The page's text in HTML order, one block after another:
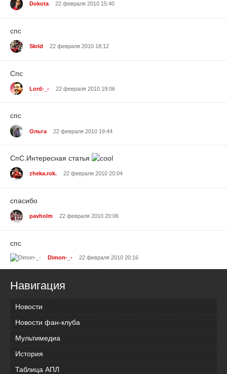
Dokota 22 февраля 2010 15:40
спс
Skrid 22 февраля 2010 18:12
Спс
Lord-_- 22 февраля 2010 19:06
спс
Ольга 22 февраля 2010 19:44
СпС.Интересная статья
zheka.rok. 22 февраля 2010 20:04
спасибо
pavholm 22 февраля 2010 20:06
спс
Dimon-_- 22 февраля 2010 20:16
Навигация
Новости
Новости фан-клуба
Мультимедиа
История
Таблица АПЛ